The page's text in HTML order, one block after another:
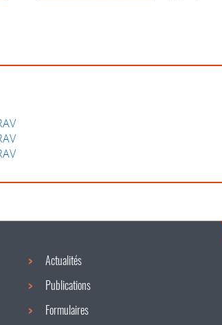
Actualités
Publications
Formulaires